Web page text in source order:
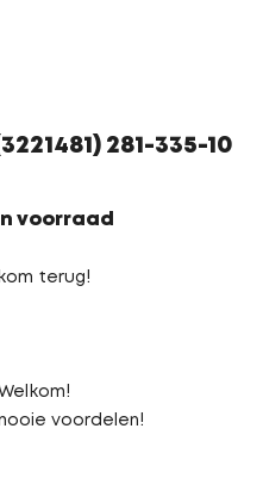
281-335-10
voorraad
terug!
voordelen!